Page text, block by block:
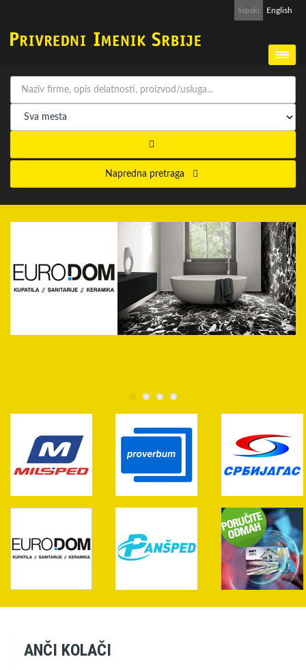
Srpski English
Napredna pretraga
ANČI KOLAČI